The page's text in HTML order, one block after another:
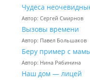
Чудеса
Автор: Сергей Смирнов
Вызовы времени
Автор: Павел Большаков
Беру пример с
Автор: Нина Рябинина
Наш дом — лицей